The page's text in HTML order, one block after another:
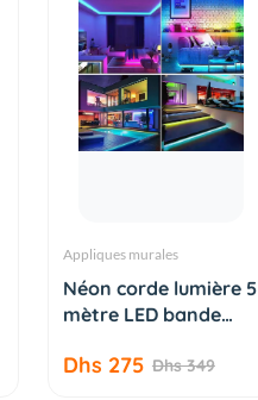
PANIER
Appliques murales
Néon corde lumière 5
mètre LED bande
Dhs 275 Dhs 349